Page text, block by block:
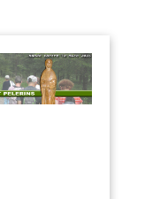
2.5 AND 3.0+